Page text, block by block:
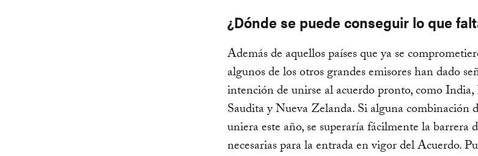
¿Dónde se puede conseguir lo que
Además de aquellos países que ya se
algunos de los otros grandes emisores han dado
intención de unirse al acuerdo pronto, como
Saudita y Nueva Zelanda. Si alguna combinación
uniera este año, se superaría fácilmente la barrera
necesarias para la entrada en vigor del Acuerdo.